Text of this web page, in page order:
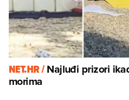
NET.HR /Najluđi prizori
morima